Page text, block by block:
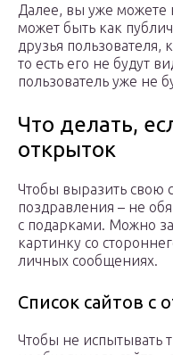
Далее, вы уже можете
может быть как
друзья
то есть его не будут
пользователь уже не
Что делать,
открыток
Чтобы выразить свою
поздравления – не
с подарками. Можно
картинку со
личных сообщениях.
Список сайтов с
Чтобы не испытывать